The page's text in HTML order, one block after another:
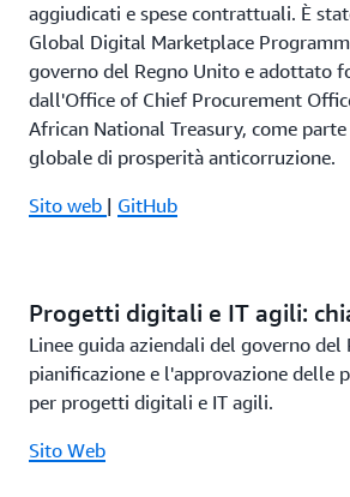
aggiudicati e spese contrattuali. È
Global Digital Marketplace
governo del Regno Unito e adottato
dall'Office of Chief Procurement
African National Treasury, come
globale di prosperità anticorruzione.
Sito web | GitHub
Progetti digitali e IT agili:
Linee guida aziendali del governo del
pianificazione e l'approvazione delle
per progetti digitali e IT agili.
Sito Web